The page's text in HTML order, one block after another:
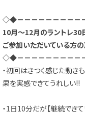
◇◆－－－－－－－－－
10月～12月のラントレ30
ご参加いただいている方の
◇◆－－－－－－－－－
・初回はきつく感じた動き
果を実感できてうれしい!!
・1日10分だが【継続でき